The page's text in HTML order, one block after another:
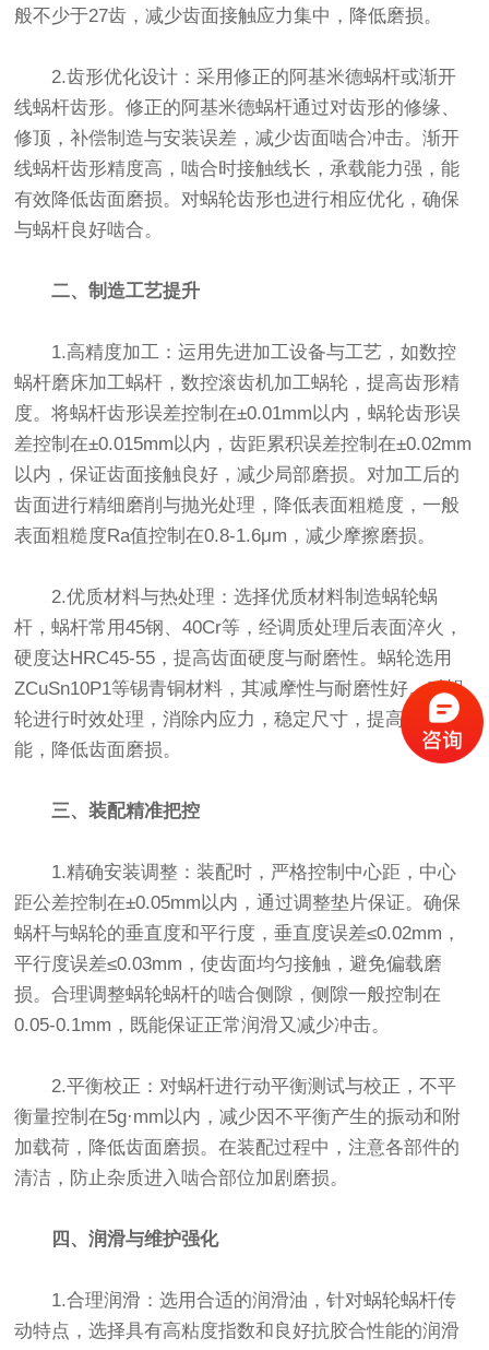
般不少于27齿，减少齿面接触应力集中，降低磨损。
2.齿形优化设计：采用修正的阿基米德蜗杆或渐开
线蜗杆齿形。修正的阿基米德蜗杆通过对齿形的修缘、
修顶，补偿制造与安装误差，减少齿面啮合冲击。渐开
线蜗杆齿形精度高，啮合时接触线长，承载能力强，能
有效降低齿面磨损。对蜗轮齿形也进行相应优化，确保
与蜗杆良好啮合。
二、制造工艺提升
1.高精度加工：运用先进加工设备与工艺，如数控
蜗杆磨床加工蜗杆，数控滚齿机加工蜗轮，提高齿形精
度。将蜗杆齿形误差控制在±0.01mm以内，蜗轮齿形误
差控制在±0.015mm以内，齿距累积误差控制在±0.02mm
以内，保证齿面接触良好，减少局部磨损。对加工后的
齿面进行精细磨削与抛光处理，降低表面粗糙度，一般
表面粗糙度Ra值控制在0.8-1.6μm，减少摩擦磨损。
2.优质材料与热处理：选择优质材料制造蜗轮蜗
杆，蜗杆常用45钢、40Cr等，经调质处理后表面淬火，
硬度达HRC45-55，提高齿面硬度与耐磨性。蜗轮选用
ZCuSn10P1等锡青铜材料，其减摩性与耐磨性好。对蜗
轮进行时效处理，消除内应力，稳定尺寸，提高材料性
能，降低齿面磨损。
三、装配精准把控
1.精确安装调整：装配时，严格控制中心距，中心
距公差控制在±0.05mm以内，通过调整垫片保证。确保
蜗杆与蜗轮的垂直度和平行度，垂直度误差≤0.02mm，
平行度误差≤0.03mm，使齿面均匀接触，避免偏载磨
损。合理调整蜗轮蜗杆的啮合侧隙，侧隙一般控制在
0.05-0.1mm，既能保证正常润滑又减少冲击。
2.平衡校正：对蜗杆进行动平衡测试与校正，不平
衡量控制在5g·mm以内，减少因不平衡产生的振动和附
加载荷，降低齿面磨损。在装配过程中，注意各部件的
清洁，防止杂质进入啮合部位加剧磨损。
四、润滑与维护强化
1.合理润滑：选用合适的润滑油，针对蜗轮蜗杆传
动特点，选择具有高粘度指数和良好抗胶合性能的润滑